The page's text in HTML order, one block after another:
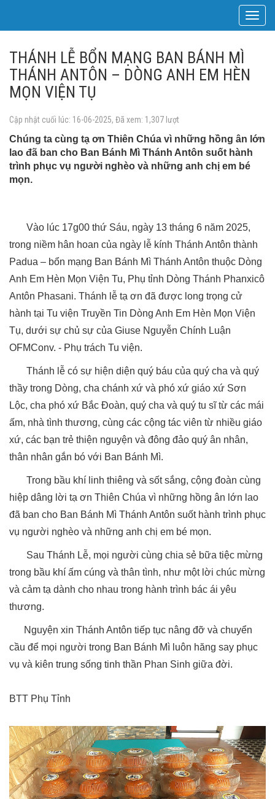
Toggle
THÁNH LỄ BỔN MẠNG BAN BÁNH MÌ
THÁNH ANTÔN – DÒNG ANH EM HÈN
MỌN VIỆN TỤ
Cập nhật cuối lúc: 16-06-2025, Đã xem: 1,307 lượt
Chúng ta cùng tạ ơn Thiên Chúa vì những hồng ân lớn
lao đã ban cho Ban Bánh Mì Thánh Antôn suốt hành
trình phục vụ người nghèo và những anh chị em bé
mọn.
Vào lúc 17g00 thứ Sáu, ngày 13 tháng 6 năm 2025,
trong niềm hân hoan của ngày lễ kính Thánh Antôn thành
Padua – bổn mạng Ban Bánh Mì Thánh Antôn thuộc Dòng
Anh Em Hèn Mọn Viện Tu, Phụ tỉnh Dòng Thánh Phanxicô
Antôn Phasani. Thánh lễ tạ ơn đã được long trọng cử
hành tại Tu viện Truyền Tin Dòng Anh Em Hèn Mọn Viện
Tụ, dưới sự chủ sự của Giuse Nguyễn Chính Luận
OFMConv. - Phụ trách Tu viện.
Thánh lễ có sự hiện diện quý báu của quý cha và quý
thầy trong Dòng, cha chánh xứ và phó xứ giáo xứ Sơn
Lộc, cha phó xứ Bắc Đoàn, quý cha và quý tu sĩ từ các mái
ấm, nhà tình thương, cùng các cộng tác viên từ nhiều giáo
xứ, các bạn trẻ thiện nguyện và đông đảo quý ân nhân,
thân nhân gắn bó với Ban Bánh Mì.
Trong bầu khí linh thiêng và sốt sắng, cộng đoàn cùng
hiệp dâng lời tạ ơn Thiên Chúa vì những hồng ân lớn lao
đã ban cho Ban Bánh Mì Thánh Antôn suốt hành trình phục
vụ người nghèo và những anh chị em bé mọn.
Sau Thánh Lễ, mọi người cùng chia sẻ bữa tiệc mừng
trong bầu khí ấm cúng và thân tình, như một lời chúc mừng
và cảm tạ dành cho nhau trong hành trình bác ái yêu
thương.
Nguyện xin Thánh Antôn tiếp tục nâng đỡ và chuyển
cầu để mọi người trong Ban Bánh Mì luôn hăng say phục
vụ và kiên trung sống tinh thần Phan Sinh giữa đời.
BTT Phụ Tỉnh